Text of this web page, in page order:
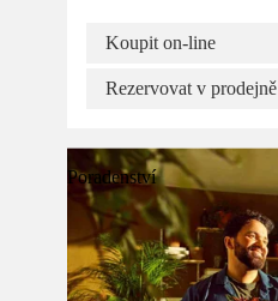
Koupit on-line
Rezervovat v prodejně
Poradenství